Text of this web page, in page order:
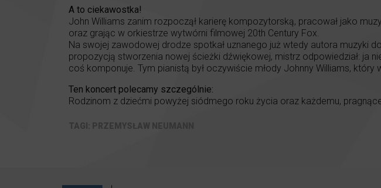
A to ciekawostka!
John Williams zanim rozpoczął karierę kompozytorską, pracował jako
oraz grając w orkiestrze wytwórni filmowej 20th Century Fox.
Na swojej zawodowej drodze spotkał uznanego już wtedy autora muzyki do
propozycją stworzenia nowej ścieżki dźwiękowej, mistrz odpowiedział: ja
coś komponuje. Tym pianistą był oczywiście młody Johnny Williams,
Ten koncert polecamy szczególnie:
Rodzinom z dziećmi powyżej siódmego roku życia oraz każdemu,
PRZEMYSŁAW NEUMANN